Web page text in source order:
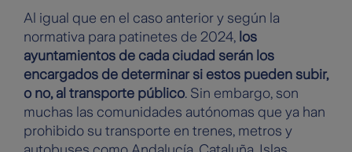
Al igual que en el caso anterior y según la
normativa para patinetes de 2024, los
ayuntamientos de cada ciudad serán los
encargados de determinar si estos pueden subir,
o no, al transporte público. Sin embargo, son
muchas las comunidades autónomas que ya han
prohibido su transporte en trenes, metros y